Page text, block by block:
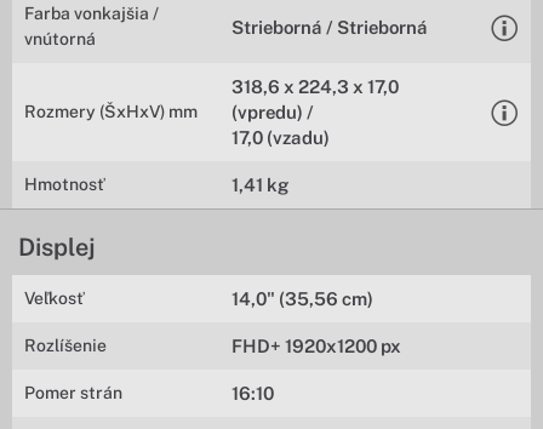
Farba vonkajšia /
vnútorná
Strieborná / Strieborná
Rozmery (ŠxHxV) mm
318,6 x 224,3 x 17,0
(vpredu) /
17,0 (vzadu)
Hmotnosť 1,41 kg
Displej
Veľkosť 14,0" (35,56 cm)
Rozlíšenie FHD+ 1920x1200 px
Pomer strán 16:10